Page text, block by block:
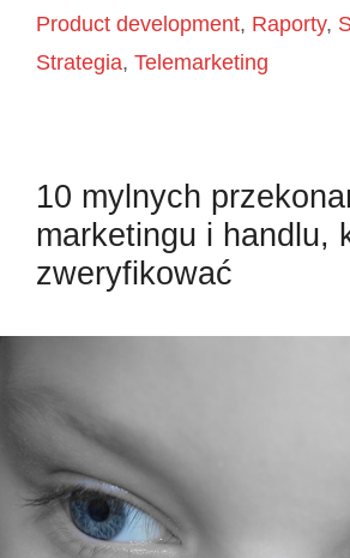
Product development, Raporty,
Strategia, Telemarketing
10 mylnych
marketingu i handlu,
zweryfikować